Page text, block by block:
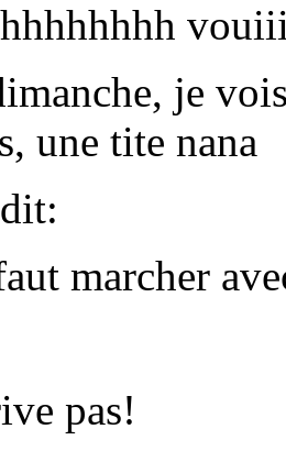
je
une tite nana
marcher
pas!